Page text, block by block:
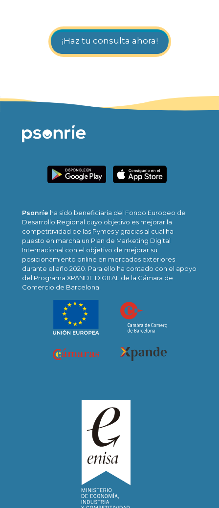
¡Haz tu consulta ahora!
Psonríe ha sido beneficiaria del Fondo Europeo de
Desarrollo Regional cuyo objetivo es mejorar la
competitividad de las Pymes y gracias al cual ha
puesto en marcha un Plan de Marketing Digital
Internacional con el objetivo de mejorar su
posicionamiento online en mercados exteriores
durante el año 2020. Para ello ha contado con el apoyo
del Programa XPANDE DIGITAL de la Cámara de
Comercio de Barcelona.